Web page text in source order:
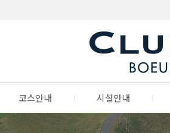
코스안내 시설안내